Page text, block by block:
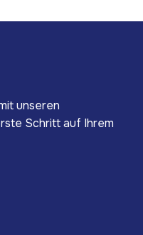
unseren
Schritt auf Ihrem